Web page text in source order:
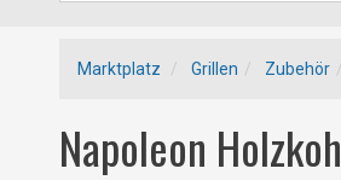
Marktplatz Grillen Zubehör
Napoleon